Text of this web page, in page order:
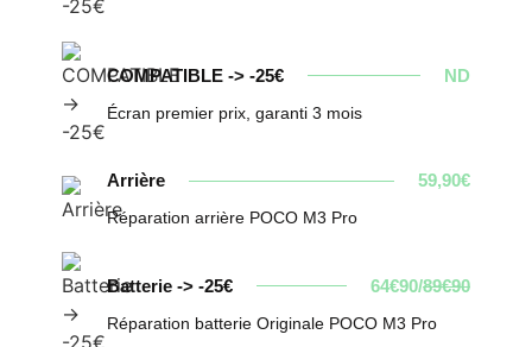
COMPATIBLE -> -25€ ND
Écran premier prix, garanti 3 mois
Arrière 59,90€
Réparation arrière POCO M3 Pro
Batterie -> -25€ 64€90/89€90
Réparation batterie Originale POCO M3 Pro